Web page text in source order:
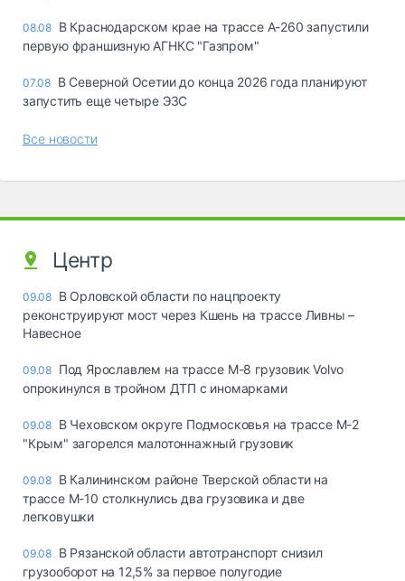
08.08 В Краснодарском крае на трассе А-260 запустили
первую франшизную АГНКС "Газпром"
07.08 В Северной Осетии до конца 2026 года планируют
запустить еще четыре ЭЗС
Все новости
Центр
09.08 В Орловской области по нацпроекту
реконструируют мост через Кшень на трассе Ливны –
Навесное
09.08 Под Ярославлем на трассе М-8 грузовик Volvo
опрокинулся в тройном ДТП с иномарками
09.08 В Чеховском округе Подмосковья на трассе М-2
"Крым" загорелся малотоннажный грузовик
09.08 В Калининском районе Тверской области на
трассе М-10 столкнулись два грузовика и две
легковушки
09.08 В Рязанской области автотранспорт снизил
грузооборот на 12,5% за первое полугодие